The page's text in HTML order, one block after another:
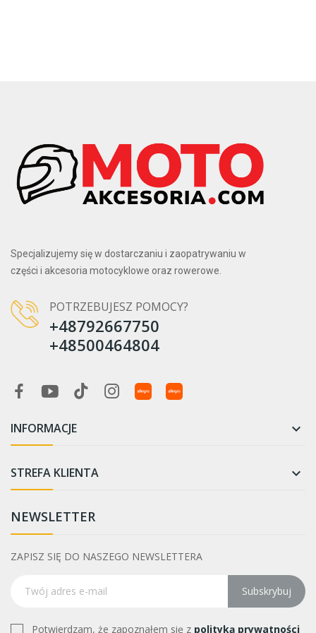
Specjalizujemy się w dostarczaniu i zaopatrywaniu w
części i akcesoria motocyklowe oraz rowerowe.
POTRZEBUJESZ POMOCY?
+48792667750
+48500464804
INFORMACJE 
STREFA KLIENTA 
NEWSLETTER
ZAPISZ SIĘ DO NASZEGO NEWSLETTERA
Subskrybuj
Potwierdzam, że zapoznałem się z polityką prywatności